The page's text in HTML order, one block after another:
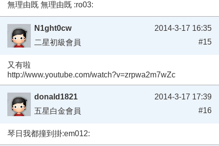
無理由既 無理由既 :ro03:
N1ght0cw
二星初級會員
2014-3-17 16:35
#15
又有啦
http://www.youtube.com/watch?v=zrpwa2m7wZc
donald1821
五星白金會員
2014-3-17 17:39
#16
琴日我都撞到掛:em012: